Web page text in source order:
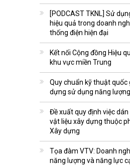
[PODCAST TKNL] Sử
hiệu quả trong doanh
thống điện hiện đại
Kết nối Cộng đồng Hiệu
khu vực miền Trung
Quy chuẩn kỹ thuật quốc
dựng sử dụng năng
Đề xuất quy định việc
vật liệu xây dựng thuộc
Xây dựng
Tọa đàm VTV: Doanh
năng lượng và năng lực